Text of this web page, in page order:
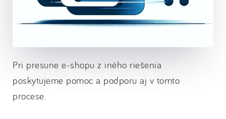
Pri presune e-shopu z iného riešenia
poskytujeme pomoc a podporu aj v tomto
procese.